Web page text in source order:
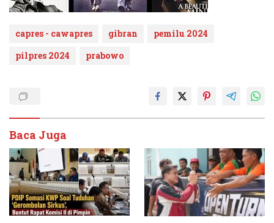
capres - cawapres gibran
pemilu 2024
pilpres 2024
prabowo
Baca Juga